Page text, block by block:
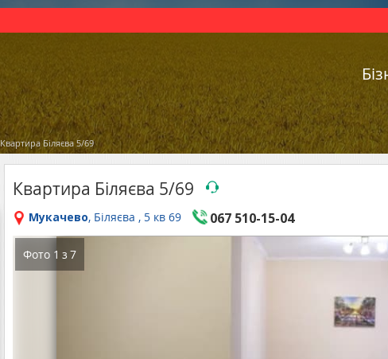
Квартира Біляєва 5/69
Квартира Біляєва 5/69
Мукачево, Біляєва , 5 кв 69 067 510-15-04
Фото 1 з 7